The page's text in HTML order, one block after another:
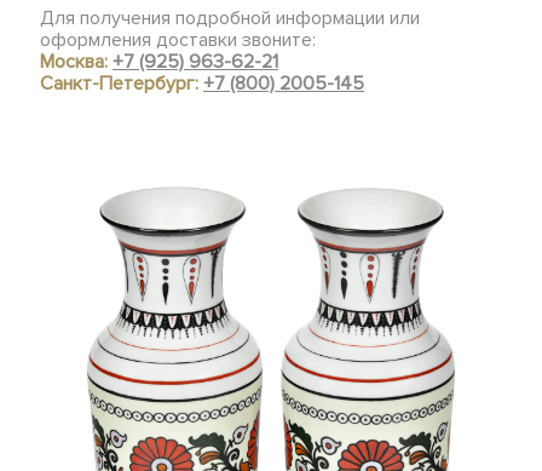
Для получения подробной информации или
оформления доставки звоните:
Москва:+7 (925) 963-62-21
Санкт-Петербург:+7 (800) 2005-145